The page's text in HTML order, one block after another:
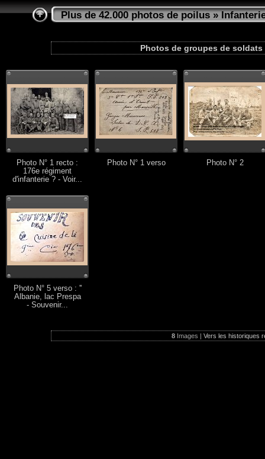
Plus de 42.000 photos de poilus»
Photos de groupes de soldats
Photo N° 1 recto :
176e régiment
d'infanterie ? - Voir...
Photo N° 1 verso Photo N° 2
Photo N° 5 verso : ''
Albanie, lac Prespa
- Souvenir...
8Images | Vers les historiques